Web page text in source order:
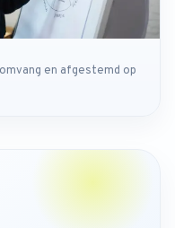
en afgestemd op